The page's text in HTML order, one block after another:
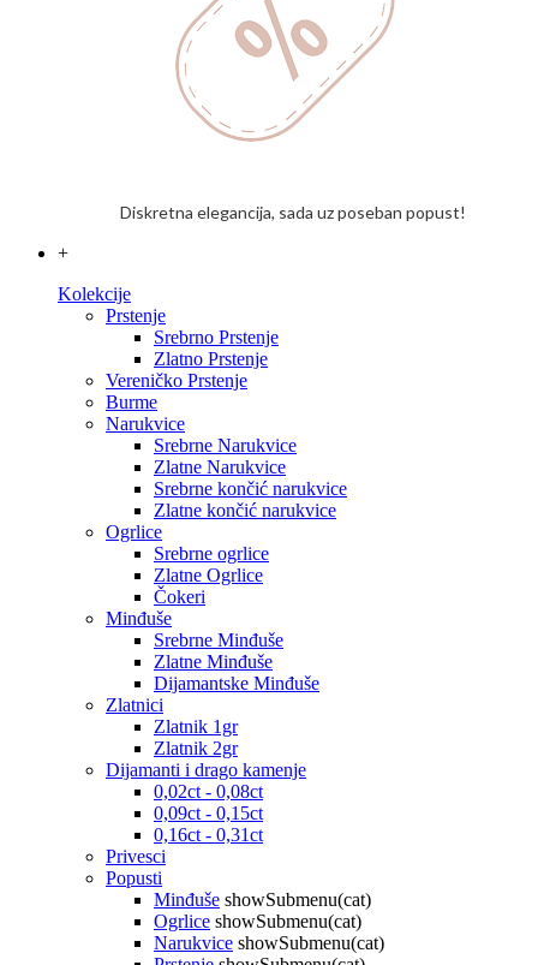
Diskretna elegancija, sada uz poseban popust!
+
Kolekcije
Prstenje
Srebrno Prstenje
Zlatno Prstenje
Vereničko Prstenje
Burme
Narukvice
Srebrne Narukvice
Zlatne Narukvice
Srebrne končić narukvice
Zlatne končić narukvice
Ogrlice
Srebrne ogrlice
Zlatne Ogrlice
Čokeri
Minđuše
Srebrne Minđuše
Zlatne Minđuše
Dijamantske Minđuše
Zlatnici
Zlatnik 1gr
Zlatnik 2gr
Dijamanti i drago kamenje
0,02ct - 0,08ct
0,09ct - 0,15ct
0,16ct - 0,31ct
Privesci
Popusti
Minđuše showSubmenu(cat)
Ogrlice showSubmenu(cat)
Narukvice showSubmenu(cat)